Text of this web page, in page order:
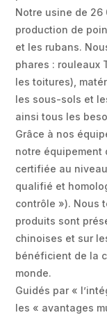
Notre usine de 26
production de
et les rubans.
phares : rouleaux
les toitures),
les sous-sols et
ainsi tous les
Grâce à nos
notre équipement
certifiée au
qualifié et
contrôle »). Nous
produits sont
chinoises et sur
bénéficient de la
monde.
Guidés par «
les « avantages